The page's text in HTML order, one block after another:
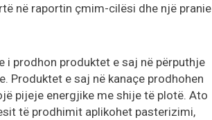
në raportin çmim-cilësi dhe një pranie
i prodhon produktet e saj në përputhje
Produktet e saj në kanaçe prodhohen
pijeje energjike me shije të plotë. Ato
të prodhimit aplikohet pasterizimi,